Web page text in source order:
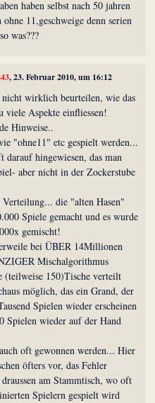
haben selbst nach 50 jahren
11,geschweige denn serien
was???
, 23. Februar 2010, um 16:12
wirklich beurteilen, wie das
viele Aspekte einfliessen!
Hinweise..
"ohne11" etc gespielt werden...
darauf hingewiesen, das man
aber nicht in der Zockerstube
Verteilung... die "alten Hasen"
Spiele gemacht und es wurde
gemischt!
bei ÜBER 14Millionen
Mischalgorithmus
(teilweise 150)Tische verteilt
möglich, das ein Grand, der
Spielen wieder erscheinen
Spielen wieder auf der Hand
oft gewonnen werden... Hier
öfters vor, das Fehler
am Stammtisch, wo oft
Spielern gespielt wird